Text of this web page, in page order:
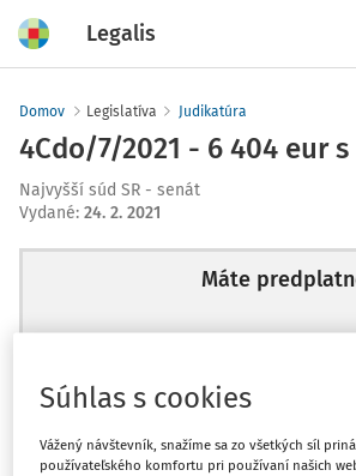
Legalis
Domov Legislatíva Judikatúra
4Cdo/7/2021 - 6 404 eur
Najvyšší súd SR - senát
Vydané: 24. 2. 2021
Máte
Ups, zatiaľ ste si
začiatok...
Súhlas s cookies
Vážený návštevník, snažíme sa zo všetkých síl
používateľského komfortu pri používaní našich